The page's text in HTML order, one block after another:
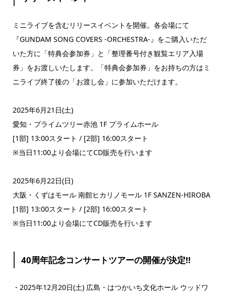
ミニライブを含むリリースイベントを開催。各会場にて
『GUNDAM SONG COVERS -ORCHESTRA-』をご購入いただ
いた方に「特典会参加券」と「整理番号付き観覧エリア入場
券」をお渡しいたします。「特典会参加券」をお持ちの方はミ
ニライブ終了後の「お渡し会」に参加いただけます。
2025年6月21日(土)
愛知・プライムツリー赤池 1F プライムホール
[1部] 13:00スタート / [2部] 16:00スタート
※当日11:00より会場にてCD販売を行います
2025年6月22日(日)
大阪・くずはモール 南館ヒカリノモール 1F SANZEN-HIROBA
[1部] 13:00スタート / [2部] 16:00スタート
※当日11:00より会場にてCD販売を行います
40周年記念コンサートツアーの開催が決定!!
・2025年12月20日(土) 広島・はつかいち文化ホール ウッドワ